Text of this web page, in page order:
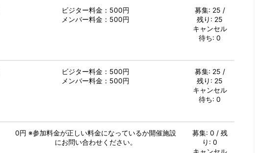
ビジター料金：500円
メンバー料金：500円
募集: 25 /
残り: 25
キャンセル
待ち: 0
ビジター料金：500円
メンバー料金：500円
募集: 25 /
残り: 25
キャンセル
待ち: 0
0円 ※参加料金が正しい料金になっているか開催施設
にお問い合わせください。
募集: 0 / 残
り: 0
キャンセル